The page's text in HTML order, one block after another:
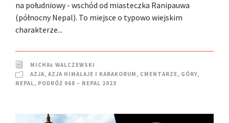
na południowy - wschód od miasteczka Ranipauwa
(północny Nepal). To miejsce o typowo wiejskim
charakterze...
MICHAŁ WALCZEWSKI
AZJA, AZJA HIMALAJE I KARAKORUM , CMENTARZE, GÓRY,
NEPAL, PODRÓŻ 068 – NEPAL 2023